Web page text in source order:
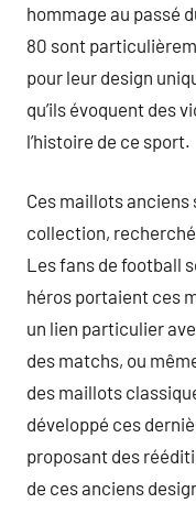
hommage au passé
80 sont
pour leur design
qu’ils évoquent des
l’histoire de ce sport.
Ces maillots anciens
collection,
Les fans de football
héros portaient ces
un lien particulier
des matchs, ou
des maillots
développé ces
proposant des
de ces anciens